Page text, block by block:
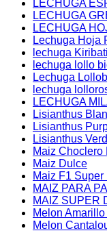
LECHUGA
LECHUGA
LECHUGA
Lechuga Hoja
lechuga
lechuga lollo
Lechuga
lechuga
LECHUGA
Lisianthus
Lisianthus
Lisianthus
Maiz Choclero
Maiz Dulce
Maiz F1 Super
MAIZ PARA
MAIZ SUPER
Melon Amarillo
Melon